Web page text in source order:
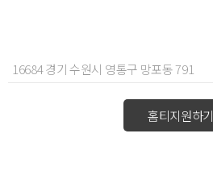
16684 경기 수원시 영통구 망포동 791
홈티지원하기